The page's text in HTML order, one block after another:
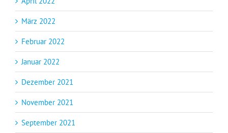
März 2022
Februar 2022
Januar 2022
Dezember 2021
November 2021
September 2021